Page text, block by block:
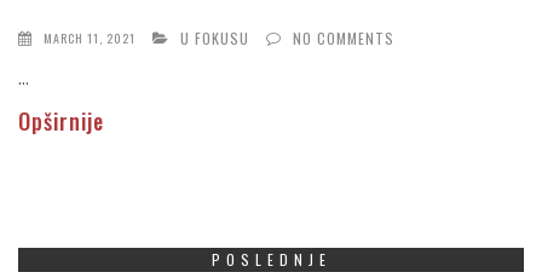
MARCH 11, 2021 U FOKUSU NO COMMENTS
...
Opširnije
POSLEDNJE